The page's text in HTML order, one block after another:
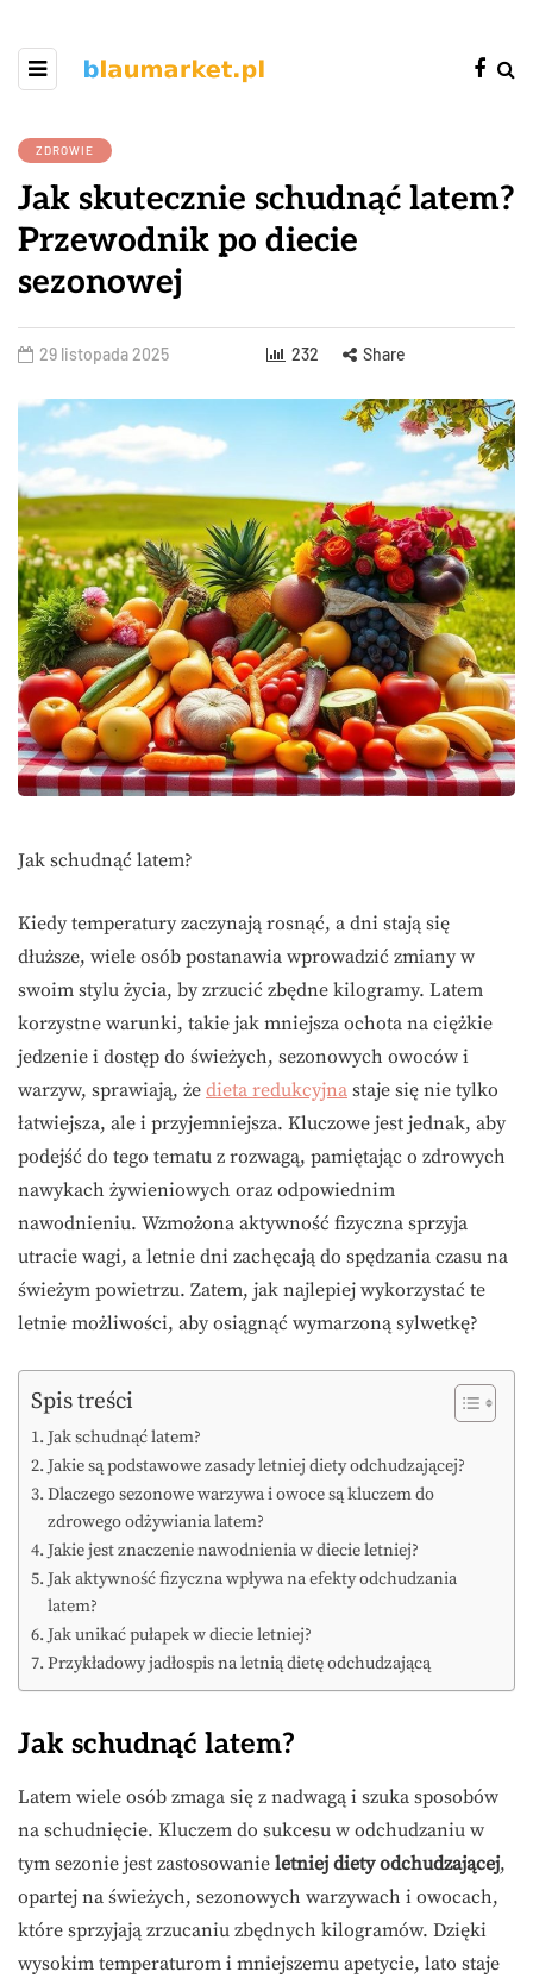
ZDROWIE
Jak skutecznie schudnąć latem?
Przewodnik po diecie
sezonowej
29 listopada 2025 232 Share
Jak schudnąć latem?
Kiedy temperatury zaczynają rosnąć, a dni stają się
dłuższe, wiele osób postanawia wprowadzić zmiany w
swoim stylu życia, by zrzucić zbędne kilogramy. Latem
korzystne warunki, takie jak mniejsza ochota na ciężkie
jedzenie i dostęp do świeżych, sezonowych owoców i
warzyw, sprawiają, że dieta redukcyjna staje się nie tylko
łatwiejsza, ale i przyjemniejsza. Kluczowe jest jednak, aby
podejść do tego tematu z rozwagą, pamiętając o zdrowych
nawykach żywieniowych oraz odpowiednim
nawodnieniu. Wzmożona aktywność fizyczna sprzyja
utracie wagi, a letnie dni zachęcają do spędzania czasu na
świeżym powietrzu. Zatem, jak najlepiej wykorzystać te
letnie możliwości, aby osiągnąć wymarzoną sylwetkę?
Spis treści
Jak schudnąć latem?
Jakie są podstawowe zasady letniej diety odchudzającej?
Dlaczego sezonowe warzywa i owoce są kluczem do
zdrowego odżywiania latem?
Jakie jest znaczenie nawodnienia w diecie letniej?
Jak aktywność fizyczna wpływa na efekty odchudzania
latem?
Jak unikać pułapek w diecie letniej?
Przykładowy jadłospis na letnią dietę odchudzającą
Jak schudnąć latem?
Latem wiele osób zmaga się z nadwagą i szuka sposobów
na schudnięcie. Kluczem do sukcesu w odchudzaniu w
tym sezonie jest zastosowanie letniej diety odchudzającej,
opartej na świeżych, sezonowych warzywach i owocach,
które sprzyjają zrzucaniu zbędnych kilogramów. Dzięki
wysokim temperaturom i mniejszemu apetycie, lato staje